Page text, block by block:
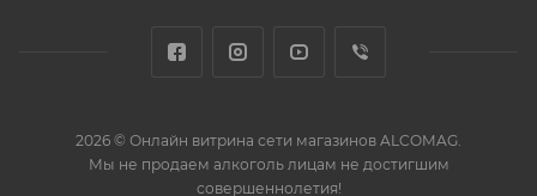
2026 © Онлайн витрина сети магазинов ALCOMAG.
Мы не продаем алкоголь лицам не достигшим
совершеннолетия!